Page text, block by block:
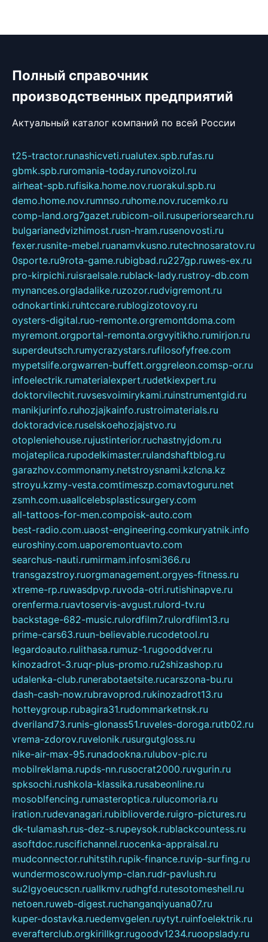
Полный справочник
производственных предприятий
Актуальный каталог компаний по всей России
t25-tractor.runashicveti.rualutex.spb.rufas.ru
gbmk.spb.ruromania-today.runovoizol.ru
airheat-spb.rufisika.home.nov.ruorakul.spb.ru
demo.home.nov.rumnso.ruhome.nov.rucemko.ru
comp-land.org7gazet.rubicom-oil.rusuperiorsearch.ru
bulgarianedvizhimost.rusn-hram.rusenovosti.ru
fexer.rusnite-mebel.ruanamvkusno.rutechnosaratov.ru
0sporte.ru9rota-game.rubigbad.ru227gp.ruwes-ex.ru
pro-kirpichi.ruisraelsale.rublack-lady.rustroy-db.com
mynances.orgladalike.ruzozor.rudvigremont.ru
odnokartinki.ruhtccare.rublogizotovoy.ru
oysters-digital.ruo-remonte.orgremontdoma.com
myremont.orgportal-remonta.orgvyitikho.rumirjon.ru
superdeutsch.rumycrazystars.rufilosofyfree.com
mypetslife.orgwarren-buffett.orggreleon.comsp-or.ru
infoelectrik.rumaterialexpert.rudetkiexpert.ru
doktorvilechit.ruvsesvoimirykami.ruinstrumentgid.ru
manikjurinfo.ruhozjajkainfo.rustroimaterials.ru
doktoradvice.ruselskoehozjajstvo.ru
otopleniehouse.rujustinterior.ruchastnyjdom.ru
mojateplica.rupodelkimaster.rulandshaftblog.ru
garazhov.commonamy.netstroysnami.kzlcna.kz
stroyu.kzmy-vesta.comtimeszp.comavtoguru.net
zsmh.com.uaallcelebsplasticsurgery.com
all-tattoos-for-men.compoisk-auto.com
best-radio.com.uaost-engineering.comkuryatnik.info
euroshiny.com.uaporemontuavto.com
searchus-nauti.rumirmam.infosmi366.ru
transgazstroy.ruorgmanagement.orgyes-fitness.ru
xtreme-rp.ruwasdpvp.ruvoda-otri.rutishinapve.ru
orenferma.ruavtoservis-avgust.rulord-tv.ru
backstage-682-music.rulordfilm7.rulordfilm13.ru
prime-cars63.ruun-believable.rucodetool.ru
legardoauto.rulithasa.rumuz-1.rugooddver.ru
kinozadrot-3.ruqr-plus-promo.ru2shizashop.ru
udalenka-club.runerabotaetsite.rucarszona-bu.ru
dash-cash-now.rubravoprod.rukinozadrot13.ru
hotteygroup.rubagira31.rudommarketnsk.ru
dveriland73.runis-glonass51.ruveles-doroga.rutb02.ru
vrema-zdorov.ruvelonik.rusurgutgloss.ru
nike-air-max-95.runadookna.rulubov-pic.ru
mobilreklama.rupds-nn.rusocrat2000.ruvgurin.ru
spksochi.rushkola-klassika.rusabeonline.ru
mosoblfencing.rumasteroptica.rulucomoria.ru
iration.rudevanagari.rubiblioverde.ruigro-pictures.ru
dk-tulamash.rus-dez-s.rupeysok.rublackcountess.ru
asoftdoc.ruscifichannel.ruocenka-appraisal.ru
mudconnector.ruhitstih.rupik-finance.ruvip-surfing.ru
wundermoscow.ruolymp-clan.rudr-pavlush.ru
su2lgyoeucscn.ruallkmv.rudhgfd.rutesotomeshell.ru
netoen.ruweb-digest.ruchanganqiyuana07.ru
kuper-dostavka.ruedemvgelen.ruytyt.ruinfoelektrik.ru
everafterclub.orgkirillkgr.rugoodv1234.ruoopslady.ru